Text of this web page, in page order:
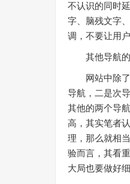
不认识的同时
字、脑残文字
调，不要让用
其他导航的
网站中除了
导航，二是次
其他的两个导
高，其实笔者
理，那么就相
验而言，其看
大局也要做好